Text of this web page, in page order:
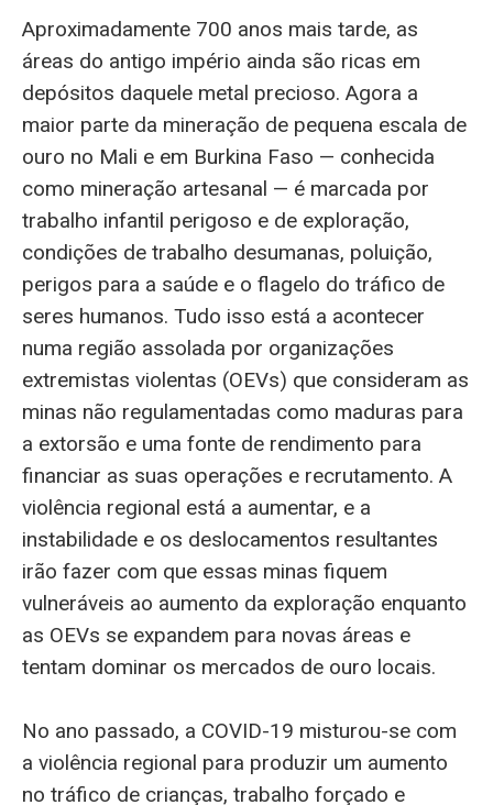
Aproximadamente 700 anos mais tarde, as
áreas do antigo império ainda são ricas em
depósitos daquele metal precioso. Agora a
maior parte da mineração de pequena escala de
ouro no Mali e em Burkina Faso — conhecida
como mineração artesanal — é marcada por
trabalho infantil perigoso e de exploração,
condições de trabalho desumanas, poluição,
perigos para a saúde e o flagelo do tráfico de
seres humanos. Tudo isso está a acontecer
numa região assolada por organizações
extremistas violentas (OEVs) que consideram as
minas não regulamentadas como maduras para
a extorsão e uma fonte de rendimento para
financiar as suas operações e recrutamento. A
violência regional está a aumentar, e a
instabilidade e os deslocamentos resultantes
irão fazer com que essas minas fiquem
vulneráveis ao aumento da exploração enquanto
as OEVs se expandem para novas áreas e
tentam dominar os mercados de ouro locais.
No ano passado, a COVID-19 misturou-se com
a violência regional para produzir um aumento
no tráfico de crianças, trabalho forçado e